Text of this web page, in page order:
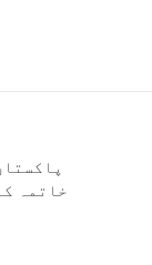
خاتمہ